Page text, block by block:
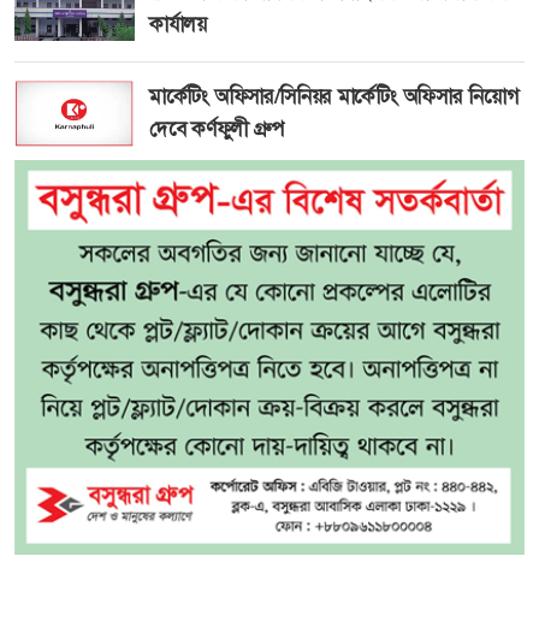
কার্যালয়
মার্কেটিং অফিসার/সিনিয়র মার্কেটিং অফিসার নিয়োগ
দেবে কর্ণফুলী গ্রুপ